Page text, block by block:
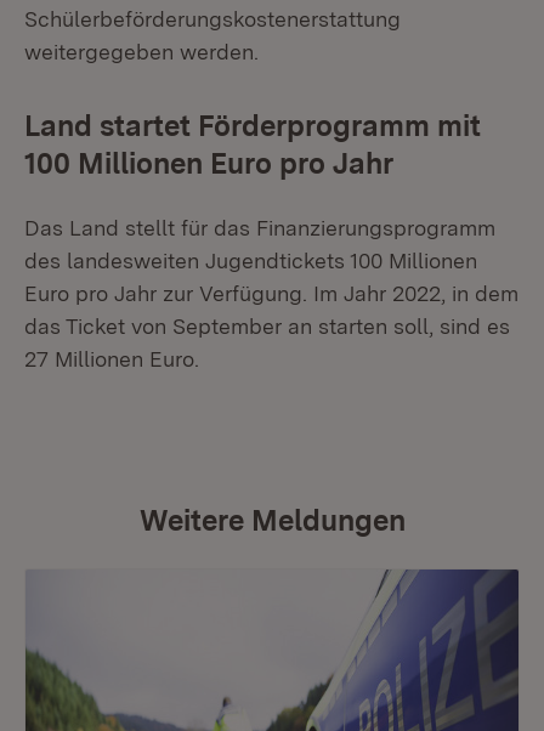
Schülerbeförderungskostenerstattung
weitergegeben werden.
Land startet Förderprogramm mit
100 Millionen Euro pro Jahr
Das Land stellt für das Finanzierungsprogramm
des landesweiten Jugendtickets 100 Millionen
Euro pro Jahr zur Verfügung. Im Jahr 2022, in dem
das Ticket von September an starten soll, sind es
27 Millionen Euro.
Weitere Meldungen